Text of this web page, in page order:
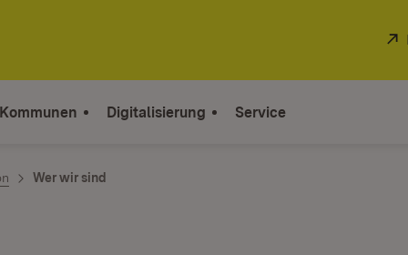
Digitalisierung Service
Wer wir sind